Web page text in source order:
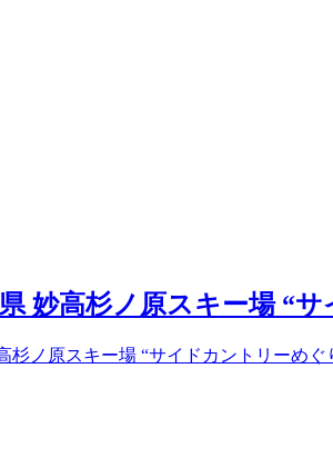
県 妙高杉ノ原スキー場 “